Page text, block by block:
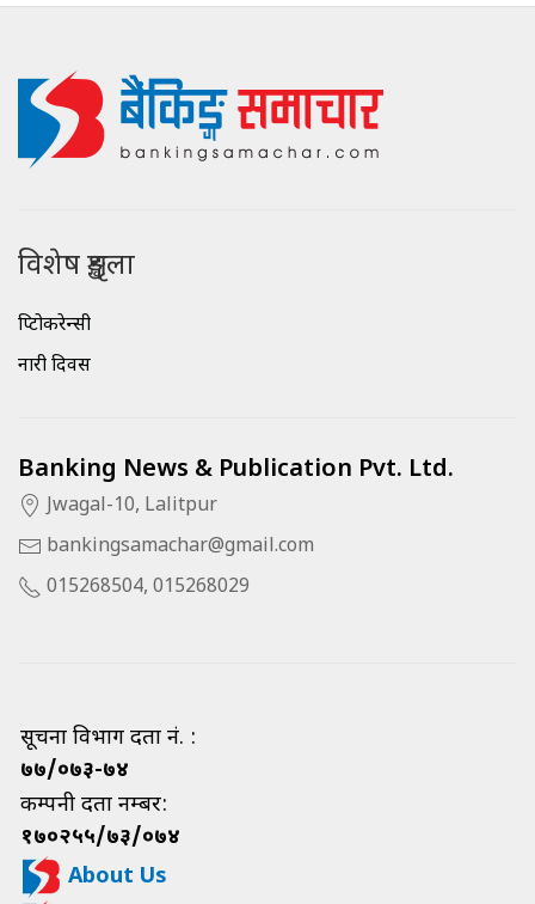
विशेष शृङ्खला
क्रिप्टोकरेन्सी
नारी दिवस
Banking News & Publication Pvt. Ltd.
Jwagal-10, Lalitpur
bankingsamachar@gmail.com
015268504, 015268029
सूचना विभाग दर्ता नं. :
७७/०७३-७४
कम्पनी दर्ता नम्बर:
१७०२५५/७३/०७४
About Us